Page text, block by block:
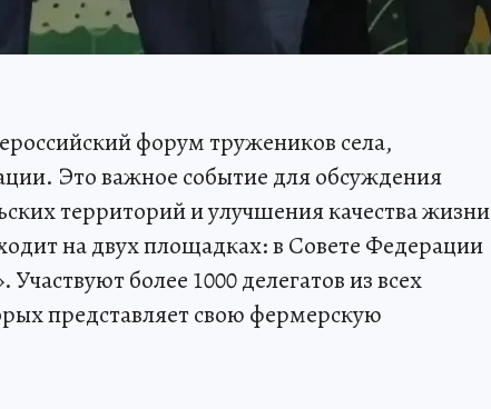
форум тружеников села,
Это важное событие для обсуждения
территорий и улучшения качества жизни
на двух площадках: в Совете Федерации
более 1000 делегатов из всех
представляет свою фермерскую